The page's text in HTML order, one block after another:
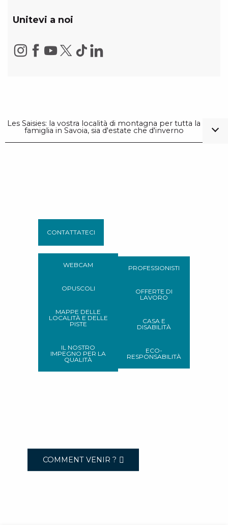
Unitevi a noi
Les Saisies: la vostra località di montagna per tutta la
famiglia in Savoia, sia d'estate che d'inverno
CONTATTATECI
WEBCAM
OPUSCOLI
MAPPE DELLE
LOCALITÀ E DELLE
PISTE
IL NOSTRO
IMPEGNO PER LA
QUALITÀ
PROFESSIONISTI
OFFERTE DI
LAVORO
CASA E
DISABILITÀ
ECO-
RESPONSABILITÀ
COMMENT VENIR ?